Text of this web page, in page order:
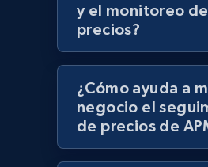
URL, Product id, Title, Product
Rating, Reviews count, Initial
and more.
1.3K+ 175+
y el monitoreo de
precios?
¿Cómo ayuda a
negocio el
de precios de